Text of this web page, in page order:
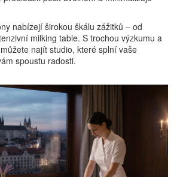
nabízejí širokou škálu zážitků – od
milking table. S trochou výzkumu a
najít studio, které splní vaše
spoustu radosti.